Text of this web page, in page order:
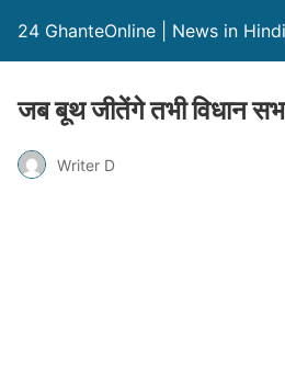
24 GhanteOnline | News in Hindi
जब बूथ जीतेंगे तभी विधान
Writer D